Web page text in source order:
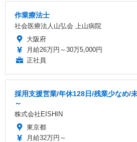
作業療法士
社会医療法人山弘会 上山病院
大阪府
月給26万円～30万5,000円
正社員
採用支援営業/年休128日/残業少なめ/
～
株式会社EISHIN
東京都
月給32万円～